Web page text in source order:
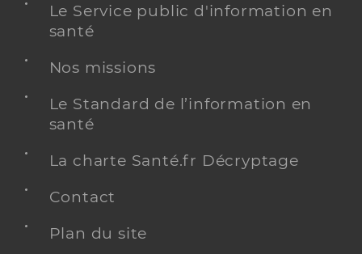
Le Service public d'information en
santé
Nos missions
Le Standard de l’information en
santé
La charte Santé.fr Décryptage
Contact
Plan du site